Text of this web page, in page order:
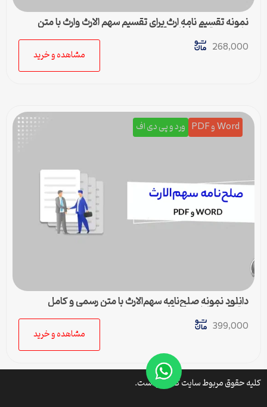
نمونه تقسیم نامه ارث برای تقسیم سهم الارث وارث با متن
268,000
مشاهده و خرید
Word و PDF ورد و پی دی اف
دانلود نمونه صلح‌نامه سهم‌الارث با متن رسمی و کامل
399,000
مشاهده و خرید
کلیه حقوق مربوط سایت کتافایل است.